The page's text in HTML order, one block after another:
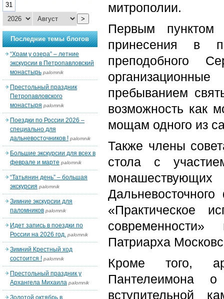
митрополии.
Первым пунктом
принесения в
преподобного
пребыванием
возможность как
мощам одного из
Также члены
стола с
«Практическое
Патриарха
Кроме того,
Пантелеимона
вступительной
31
>
Последние темы блогов
“Храм у озера” – летние
экскурсии в Петропавловский
монастырь palomnik
Престольный праздник
Петропавловского
монастыря palomnik
Поездки по России 2026 –
специально для
дальневосточников ! palomnik
Большие экскурсии для всех в
феврале и марте palomnik
“Татьянин день” – большая
экскурсия palomnik
Зимние экскурсии для
паломников palomnik
Идет запись в поездки по
России на 2026 год. palomnik
Зимний Крестный ход
состоится ! palomnik
Престольный праздник у
Архангела Михаила palomnik
Золотой октябрь в